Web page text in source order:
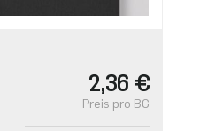
2,36 €
Preis pro BG